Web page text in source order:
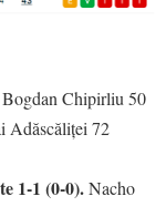
Bogdan Chipirliu 50
Adăscăliței 72
1-1 (0-0).Nacho